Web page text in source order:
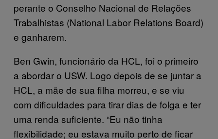
perante o Conselho Nacional de Relações
Trabalhistas (National Labor Relations Board)
e ganharem.
Ben Gwin, funcionário da HCL, foi o primeiro
a abordar o USW. Logo depois de se juntar a
HCL, a mãe de sua filha morreu, e se viu
com dificuldades para tirar dias de folga e ter
uma renda suficiente. “Eu não tinha
flexibilidade; eu estava muito perto de ficar